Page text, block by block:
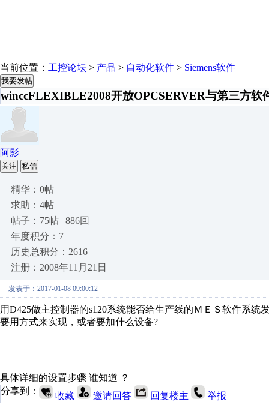
当前位置： 工控论坛 > 产品 > 自动化软件 > Siemens软件
我要发帖
winccFLEXIBLE2008开放OPCSERVER与第三方软
阿影
关注 私信
精华：0帖
求助：4帖
帖子：75帖 | 886回
年度积分：7
历史总积分：2616
注册：2008年11月21日
发表于：2017-01-08 09:00:12
用D425做主控制器的s120系统能否给生产线的ＭＥＳ软件系
要用方式来实现，或者要加什么设备?
具体详细的设置步骤 谁知道 ？
分享到：
收藏 邀请回答 回复楼主 举报